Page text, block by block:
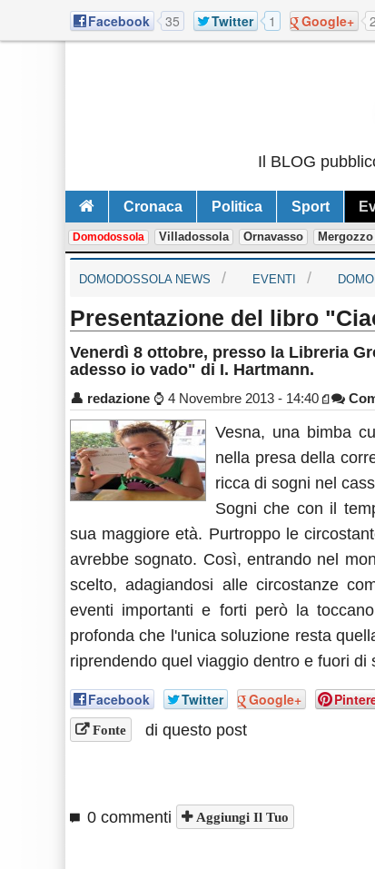
Facebook 35 Twitter 1 Google+ 2
Il BLOG
Cronaca Politica Sport
Domodossola Villadossola Ornavasso Mergozzo
DOMODOSSOLA NEWS EVENTI
Presentazione del libro
Venerdì 8 ottobre, presso la Libreria
adesso io vado" di I. Hartmann.
👤 redazione ⌚ 4 Novembre 2013 - 14:40
Vesna, una bimba
nella presa della
ricca di sogni nel
Sogni che con il
sua maggiore età. Purtroppo le
avrebbe sognato. Così, entrando nel
scelto, adagiandosi alle circostanze
eventi importanti e forti però la
profonda che l'unica soluzione resta
riprendendo quel viaggio dentro e fuori di
Facebook Twitter Google+
Fonte di questo post
0 commenti Aggiungi Il Tuo